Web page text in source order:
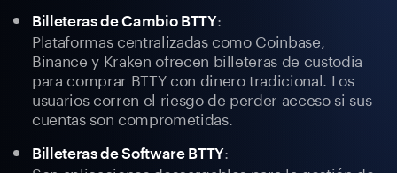
Billeteras de Cambio BTTY:
Plataformas centralizadas como Coinbase,
Binance y Kraken ofrecen billeteras de custodia
para comprar BTTY con dinero tradicional. Los
usuarios corren el riesgo de perder acceso si sus
cuentas son comprometidas.
Billeteras de Software BTTY: